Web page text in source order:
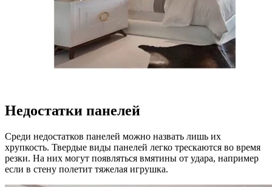
Недостатки панелей
Среди недостатков панелей можно назвать лишь их
хрупкость. Твердые виды панелей легко трескаются во время
резки. На них могут появляться вмятины от удара, например
если в стену полетит тяжелая игрушка.